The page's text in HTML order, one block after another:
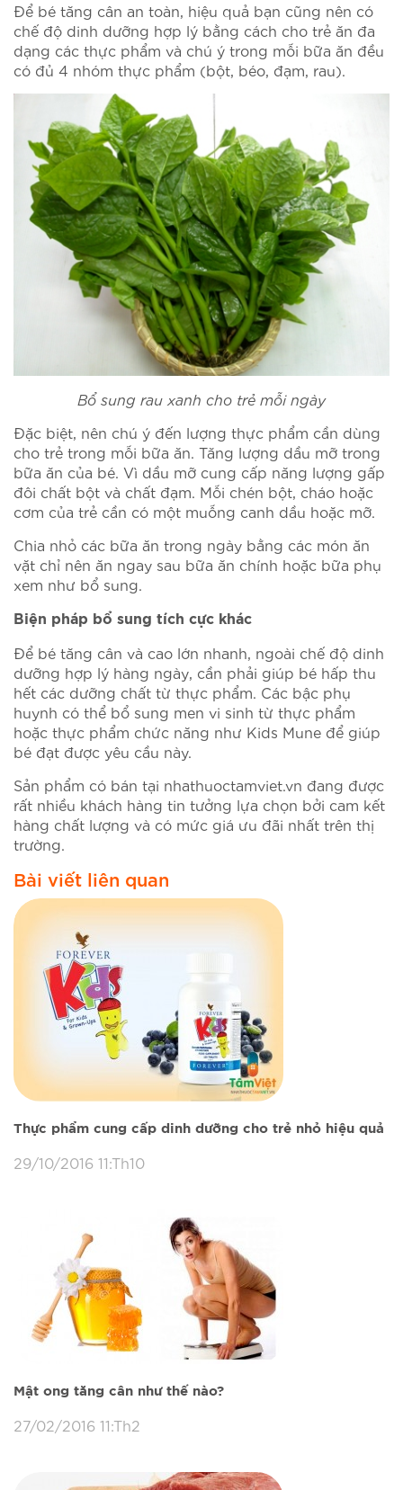
Để bé tăng cân an toàn, hiệu quả bạn cũng nên có
chế độ dinh dưỡng hợp lý bằng cách cho trẻ ăn đa
dạng các thực phẩm và chú ý trong mỗi bữa ăn đều
có đủ 4 nhóm thực phẩm (bột, béo, đạm, rau).
Bổ sung rau xanh cho trẻ mỗi ngày
Đặc biệt, nên chú ý đến lượng thực phẩm cần dùng
cho trẻ trong mỗi bữa ăn. Tăng lượng dầu mỡ trong
bữa ăn của bé. Vì dầu mỡ cung cấp năng lượng gấp
đôi chất bột và chất đạm. Mỗi chén bột, cháo hoặc
cơm của trẻ cần có một muỗng canh dầu hoặc mỡ.
Chia nhỏ các bữa ăn trong ngày bằng các món ăn
vặt chỉ nên ăn ngay sau bữa ăn chính hoặc bữa phụ
xem như bổ sung.
Biện pháp bổ sung tích cực khác
Để bé tăng cân và cao lớn nhanh, ngoài chế độ dinh
dưỡng hợp lý hàng ngày, cần phải giúp bé hấp thu
hết các dưỡng chất từ thực phẩm. Các bậc phụ
huynh có thể bổ sung men vi sinh từ thực phẩm
hoặc thực phẩm chức năng như Kids Mune để giúp
bé đạt được yêu cầu này.
Sản phẩm có bán tại nhathuoctamviet.vn đang được
rất nhiều khách hàng tin tưởng lựa chọn bởi cam kết
hàng chất lượng và có mức giá ưu đãi nhất trên thị
trường.
Bài viết liên quan
Thực phẩm cung cấp dinh dưỡng cho trẻ nhỏ hiệu quả
29/10/2016 11:Th10
Mật ong tăng cân như thế nào?
27/02/2016 11:Th2